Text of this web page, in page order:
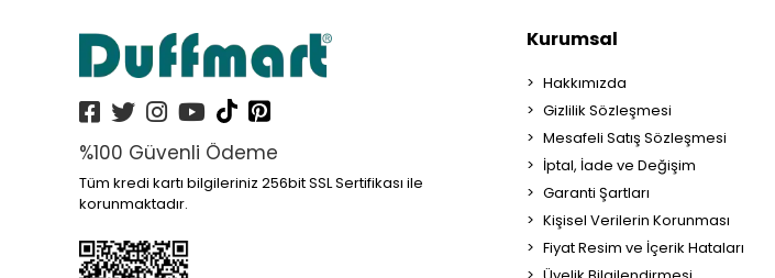
%100 Güvenli Ödeme
Tüm kredi kartı bilgileriniz 256bit SSL Sertifikası ile
korunmaktadır.
Kurumsal
Hakkımızda
Gizlilik Sözleşmesi
Mesafeli Satış Sözleşmesi
İptal, İade ve Değişim
Garanti Şartları
Kişisel Verilerin Korunması
Fiyat Resim ve İçerik Hataları